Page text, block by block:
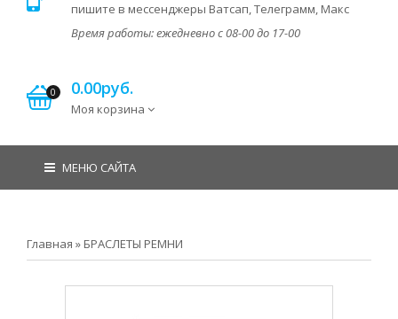
пишите в мессенджеры Ватсап, Телеграмм, Макс
Время работы: ежедневно с 08-00 до 17-00
0 0.00руб.
Моя корзина
МЕНЮ САЙТА
Главная » БРАСЛЕТЫ РЕМНИ